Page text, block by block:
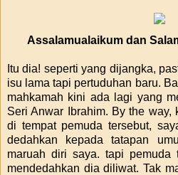
Assalamualaikum dan
Itu dia! seperti yang dijangka,
isu lama tapi pertuduhan baru.
mahkamah kini ada lagi yang
Seri Anwar Ibrahim. By the way,
di tempat pemuda tersebut,
dedahkan kepada tatapan
maruah diri saya. tapi pemuda
mendedahkan dia diliwat. Tak